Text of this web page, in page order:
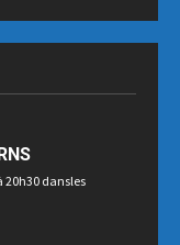
20h30 dansles